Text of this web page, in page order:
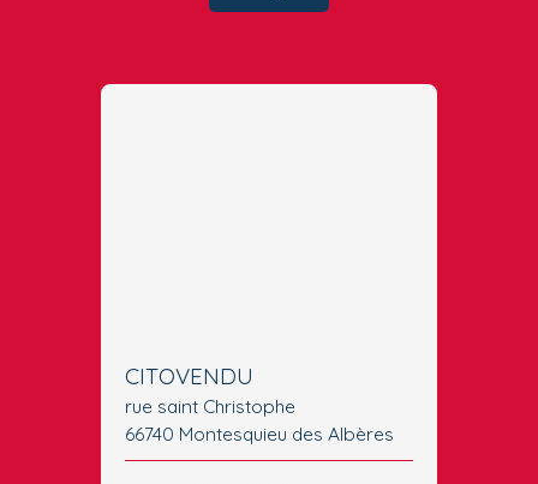
CITOVENDU
rue saint Christophe
66740 Montesquieu des Albères